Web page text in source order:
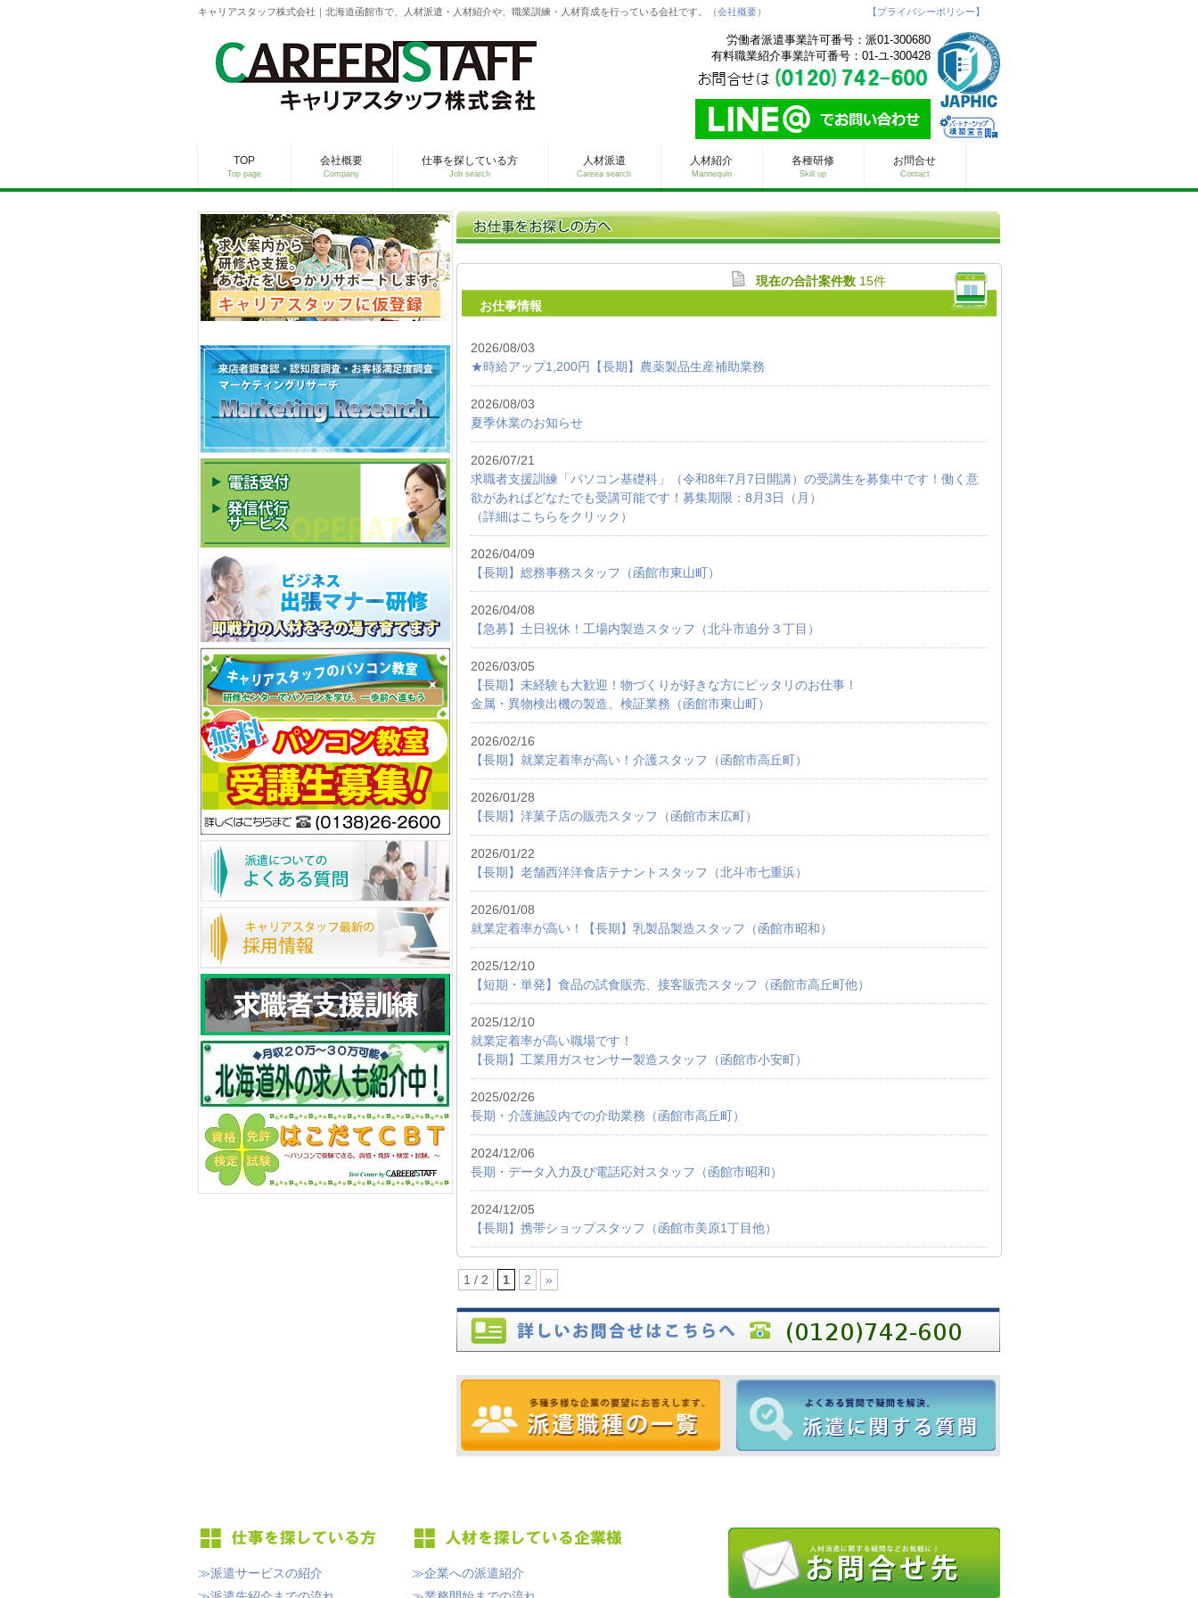
キャリアスタッフ株式会社｜北海道函館市で、人材派遣・人材紹介や、職業訓練・人材育成を行っている会社です。 （会社概要） 【プライバシーポリシー】
労働者派遣事業許可番号：派01-300680
有料職業紹介事業許可番号：01-ユ-300428
TOP
Top page
会社概要
Company
仕事を探している方
Job search
人材派遣
Careea search
人材紹介
Mannequin
各種研修
Skill up
お問合せ
Contact
お仕事情報
現在の合計案件数 15件
2026/08/03
★時給アップ1,200円【長期】農薬製品生産補助業務
2026/08/03
夏季休業のお知らせ
2026/07/21
求職者支援訓練「パソコン基礎科」（令和8年7月7日開講）の受講生を募集中です！働く意
欲があればどなたでも受講可能です！募集期限：8月3日（月）
（詳細はこちらをクリック）
2026/04/09
【長期】総務事務スタッフ（函館市東山町）
2026/04/08
【急募】土日祝休！工場内製造スタッフ（北斗市追分３丁目）
2026/03/05
【長期】未経験も大歓迎！物づくりが好きな方にピッタリのお仕事！
金属・異物検出機の製造、検証業務（函館市東山町）
2026/02/16
【長期】就業定着率が高い！介護スタッフ（函館市高丘町）
2026/01/28
【長期】洋菓子店の販売スタッフ（函館市末広町）
2026/01/22
【長期】老舗西洋洋食店テナントスタッフ（北斗市七重浜）
2026/01/08
就業定着率が高い！【長期】乳製品製造スタッフ（函館市昭和）
2025/12/10
【短期・単発】食品の試食販売、接客販売スタッフ（函館市高丘町他）
2025/12/10
就業定着率が高い職場です！
【長期】工業用ガスセンサー製造スタッフ（函館市小安町）
2025/02/26
長期・介護施設内での介助業務（函館市高丘町）
2024/12/06
長期・データ入力及び電話応対スタッフ（函館市昭和）
2024/12/05
【長期】携帯ショップスタッフ（函館市美原1丁目他）
1 / 2 1 2 »
≫派遣サービスの紹介
≫企業への派遣紹介